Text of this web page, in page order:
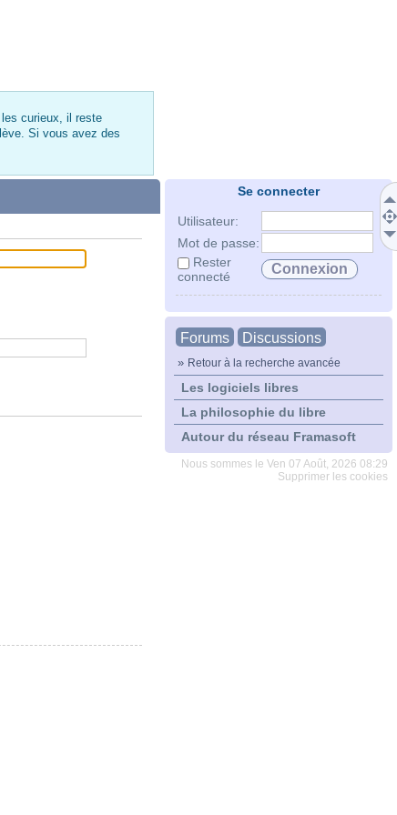
curieux, il reste
Si vous avez des
Se connecter
Utilisateur:
Mot de passe:
Rester
connecté
Forums Discussions
» Retour à la recherche avancée
Les logiciels libres
La philosophie du libre
Autour du réseau Framasoft
Nous sommes le Ven 07 Août, 2026 08:29
Supprimer les cookies